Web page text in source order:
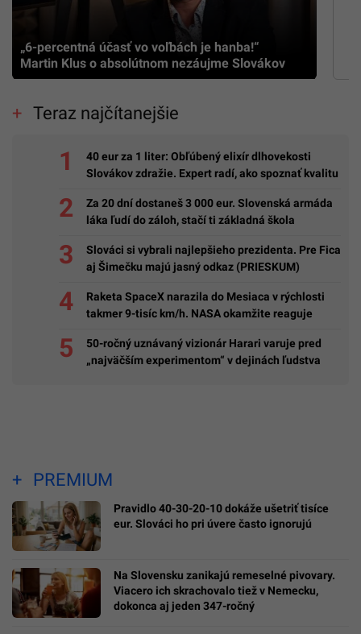
„6-percentná účasť vo voľbách je hanba!“
Martin Klus o absolútnom nezáujme Slovákov
Teraz najčítanejšie
40 eur za 1 liter: Obľúbený elixír dlhovekosti
Slovákov zdražie. Expert radí, ako spoznať kvalitu
Za 20 dní dostaneš 3 000 eur. Slovenská armáda
láka ľudí do záloh, stačí ti základná škola
Slováci si vybrali najlepšieho prezidenta. Pre Fica
aj Šimečku majú jasný odkaz (PRIESKUM)
Raketa SpaceX narazila do Mesiaca v rýchlosti
takmer 9-tisíc km/h. NASA okamžite reaguje
50-ročný uznávaný vizionár Harari varuje pred
„najväčším experimentom“ v dejinách ľudstva
PREMIUM
Pravidlo 40-30-20-10 dokáže ušetriť tisíce
eur. Slováci ho pri úvere často ignorujú
Na Slovensku zanikajú remeselné pivovary.
Viacero ich skrachovalo tiež v Nemecku,
dokonca aj jeden 347-ročný